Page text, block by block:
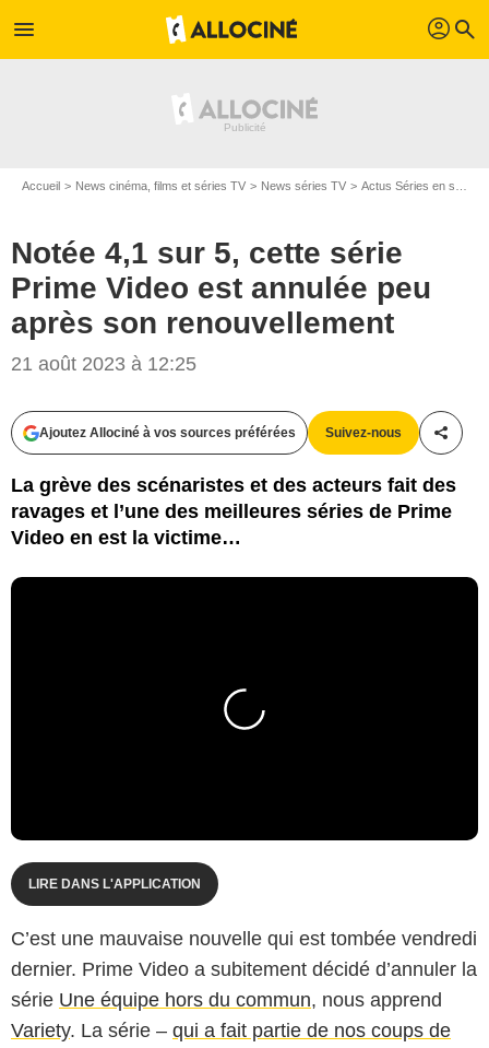
menu profil search
Accueil News cinéma, films et séries TV News séries TV Actus Séries en streaming
Notée 4,1 sur 5, cette série
Prime Video est annulée peu
après son renouvellement
21 août 2023 à 12:25
Ajoutez Allociné à vos sources préférées Suivez-nous
La grève des scénaristes et des acteurs fait des
ravages et l’une des meilleures séries de Prime
Video en est la victime…
LIRE DANS L'APPLICATION
C’est une mauvaise nouvelle qui est tombée vendredi
dernier. Prime Video a subitement décidé d’annuler la
série Une équipe hors du commun, nous apprend
Variety. La série – qui a fait partie de nos coups de